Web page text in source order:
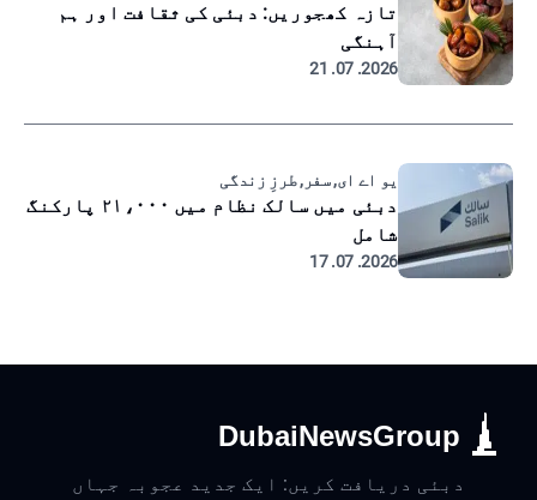
تازہ کھجوریں: دبئی کی ثقافت اور ہم
آہنگی
2026. 07. 21
یو اے ای, سفر, طرزِ زندگی
دبئی میں سالک نظام میں ۲۱،۰۰۰ پارکنگ
شامل
2026. 07. 17
DubaiNewsGroup
دبئی دریافت کریں: ایک جدید عجوبہ جہاں